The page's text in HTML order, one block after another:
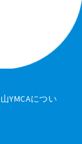
YMCAについ